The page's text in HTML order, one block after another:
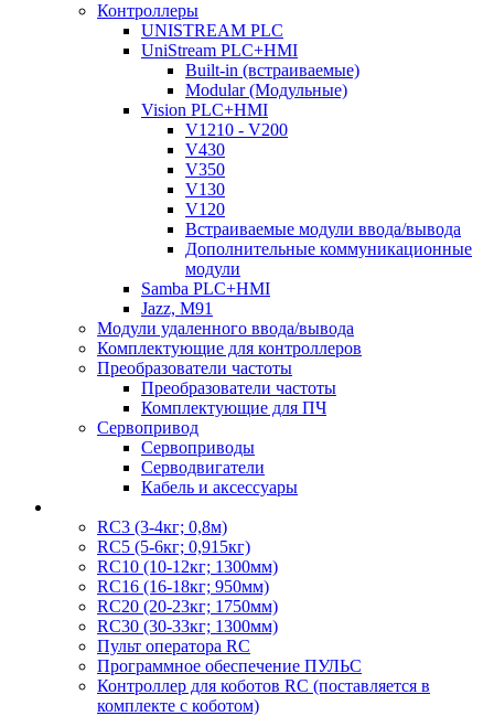
Контроллеры
UNISTREAM PLC
UniStream PLC+HMI
Built-in (встраиваемые)
Modular (Модульные)
Vision PLC+HMI
V1210 - V200
V430
V350
V130
V120
Встраиваемые модули ввода/вывода
Дополнительные коммуникационные
модули
Samba PLC+HMI
Jazz, M91
Модули удаленного ввода/вывода
Комплектующие для контроллеров
Преобразователи частоты
Преобразователи частоты
Комплектующие для ПЧ
Сервопривод
Сервоприводы
Серводвигатели
Кабель и аксессуары
RC3 (3-4кг; 0,8м)
RC5 (5-6кг; 0,915кг)
RC10 (10-12кг; 1300мм)
RC16 (16-18кг; 950мм)
RC20 (20-23кг; 1750мм)
RC30 (30-33кг; 1300мм)
Пульт оператора RC
Программное обеспечение ПУЛЬС
Контроллер для коботов RC (поставляется в
комплекте с коботом)